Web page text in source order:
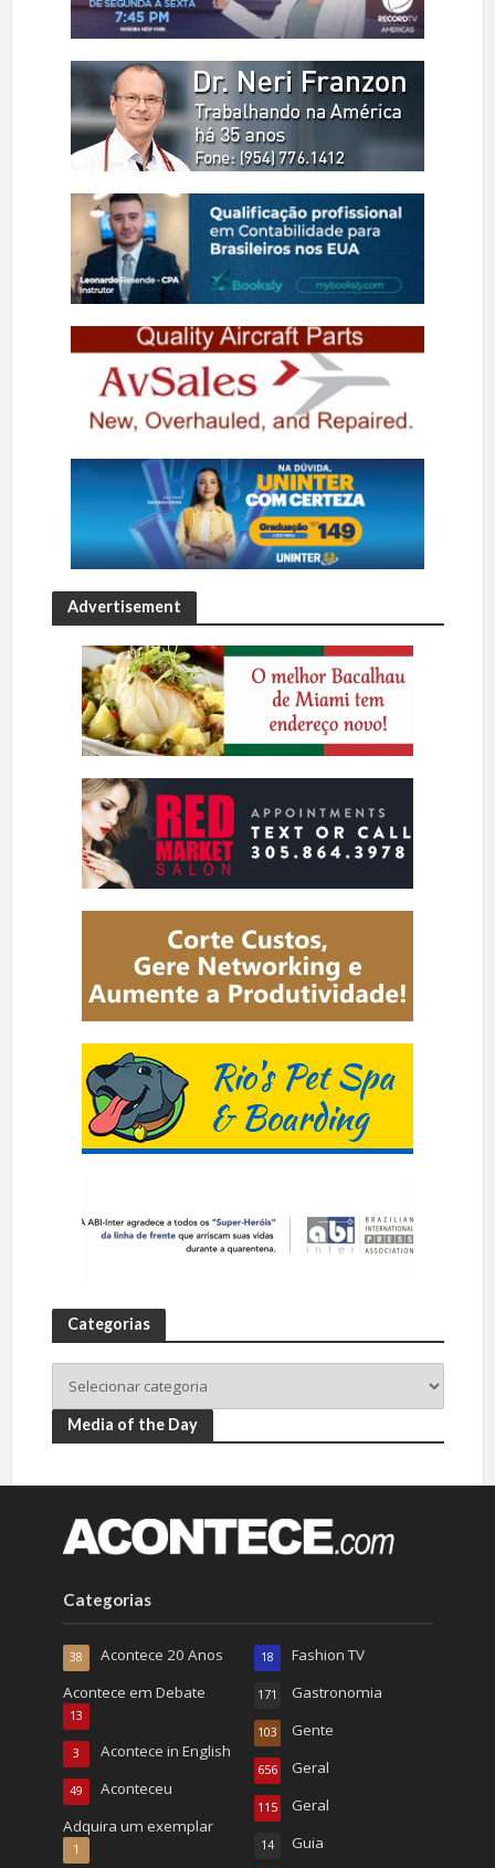
Advertisement
Categorias
Media of the Day
Categorias
Acontece 20 Anos
38
Acontece em Debate
13
Acontece in English
3
Aconteceu
49
Adquira um exemplar
1
Fashion TV
18
Gastronomia
171
Gente
103
Geral
656
Geral
115
Guia
14